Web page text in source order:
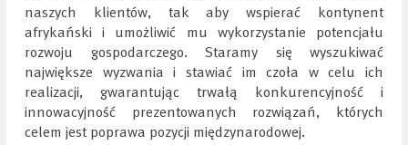
naszych klientów, tak aby wspierać kontynent
afrykański i umożliwić mu wykorzystanie potencjału
rozwoju gospodarczego. Staramy się wyszukiwać
największe wyzwania i stawiać im czoła w celu ich
realizacji, gwarantując trwałą konkurencyjność i
innowacyjność prezentowanych rozwiązań, których
celem jest poprawa pozycji międzynarodowej.